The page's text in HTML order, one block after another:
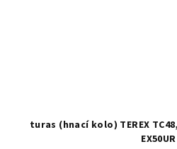
turas (hnací kolo) TEREX
EX50UR